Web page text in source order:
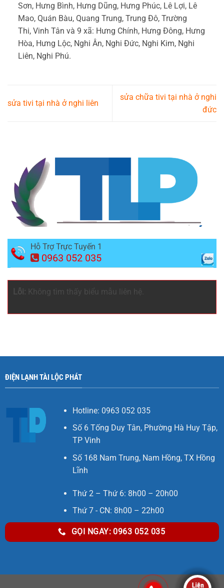
Sơn, Hưng Bình, Hưng Dũng, Hưng Phúc, Lê Lợi, Lê
Mao, Quán Bàu, Quang Trung, Trung Đô, Trường
Thi, Vinh Tân và 9 xã: Hưng Chính, Hưng Đông, Hưng
Hòa, Hưng Lộc, Nghi Ân, Nghi Đức, Nghi Kim, Nghi
Liên, Nghi Phú.
sửa tivi tại nhà ở nghi liên
sửa chữa tivi tại nhà ở nghi
đức
Hỗ Trợ Trực Tuyến 1
0963 052 035
Lỗi: Không tìm thấy biểu mẫu liên hệ.
ĐIỆN LẠNH TÀI LỘC PHÁT
Hotline: 0963 052 035
Số 6 Tống Duy Tân, Phường Hà Huy Tập,
TP Vinh
Số 168 Nam Trung, Nam Hồng, TX Hồng
Lĩnh
Thứ 2 – Thứ 6: 8h00 – 20h00
Thứ 7 - CN: 8h00 – 22h00
GỌI NGAY: 0963 052 035